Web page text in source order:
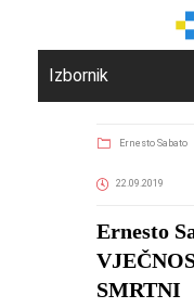
Izbornik
Ernesto Sabato
22.09.2019
Ernesto
SMRTNI